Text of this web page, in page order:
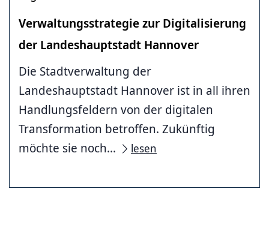
Verwaltungsstrategie zur Digitalisierung
der Landeshauptstadt Hannover
Die Stadtverwaltung der
Landeshauptstadt Hannover ist in all ihren
Handlungsfeldern von der di­gitalen
Transformation betroffen. Zukünftig
möchte sie noch...
lesen